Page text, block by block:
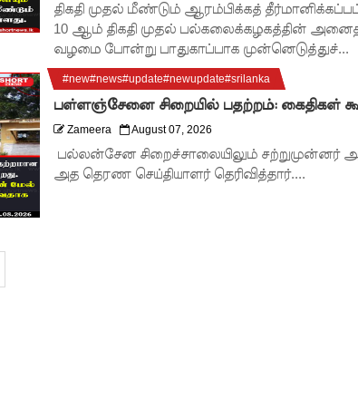
திகதி முதல் மீண்டும் ஆரம்பிக்கத்
10 ஆம் திகதி முதல் பல்கலைக்கழகத்தின்
வழமை போன்று பாதுகாப்பாக முன்னெடுத்துச்...
#new#news#update#newupdate#srilanka
பள்ளஞ்சேனை சிறையில் பதற்றம்: கைதிகள்
Zameera August 07, 2026
பல்லன்சேன சிறைச்சாலையிலும் சற்றுமுன்னர்
அத தெரண செய்தியாளர் தெரிவித்தார்....